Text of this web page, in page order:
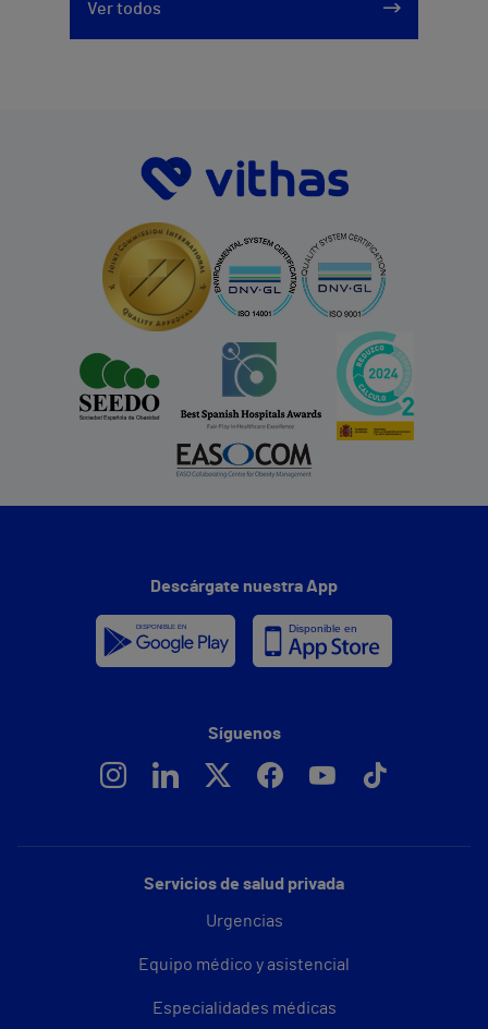
Ver todos
Servicios de salud privada
Urgencias
Equipo médico y asistencial
Especialidades médicas
Descárgate nuestra App
Síguenos